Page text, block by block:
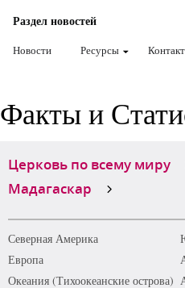
Раздел новостей
Новости Ресурсы
Факты и
Церковь по всему миру
Мадагаскар
Северная Америка
Европа
Океания (Тихоокеанские острова)